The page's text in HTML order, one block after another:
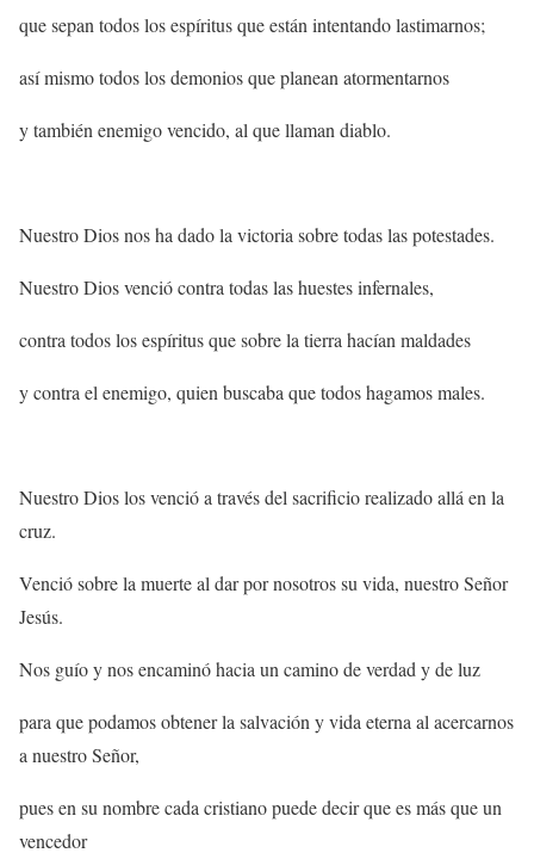
que sepan todos los espíritus que están intentando lastimarnos;
así mismo todos los demonios que planean atormentarnos
y también enemigo vencido, al que llaman diablo.
Nuestro Dios nos ha dado la victoria sobre todas las potestades.
Nuestro Dios venció contra todas las huestes infernales,
contra todos los espíritus que sobre la tierra hacían maldades
y contra el enemigo, quien buscaba que todos hagamos males.
Nuestro Dios los venció a través del sacrificio realizado allá en la
cruz.
Venció sobre la muerte al dar por nosotros su vida, nuestro Señor
Jesús.
Nos guío y nos encaminó hacia un camino de verdad y de luz
para que podamos obtener la salvación y vida eterna al acercarnos
a nuestro Señor,
pues en su nombre cada cristiano puede decir que es más que un
vencedor